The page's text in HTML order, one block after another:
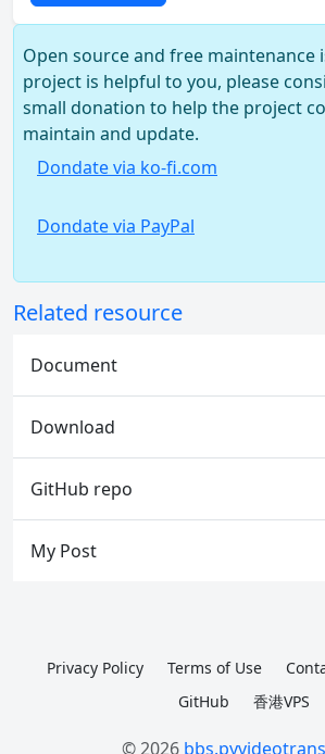
Open source and free maintenance
project is helpful to you, please
small donation to help the project
maintain and update.
Dondate via ko-fi.com
Dondate via PayPal
Related resource
Document
Download
GitHub repo
My Post
Privacy Policy Terms of Use
GitHub
香港VPS
© 2026